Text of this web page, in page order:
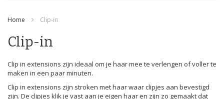
de
inhoud
Home Clip-in
Clip-in
Clip in extensions zijn ideaal om je haar mee te verlengen of voller te
maken in een paar minuten.
Clip in extensions zijn stroken met haar waar clipjes aan bevestigd
zijn. De clipjes klik je vast aan je eigen haar en zijn zo gemaakt dat